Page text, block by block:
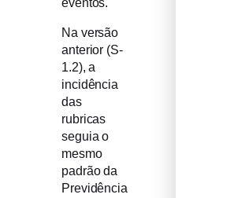
eventos.
Na versão
anterior (S-
1.2), a
incidência
das
rubricas
seguia o
mesmo
padrão da
Previdência